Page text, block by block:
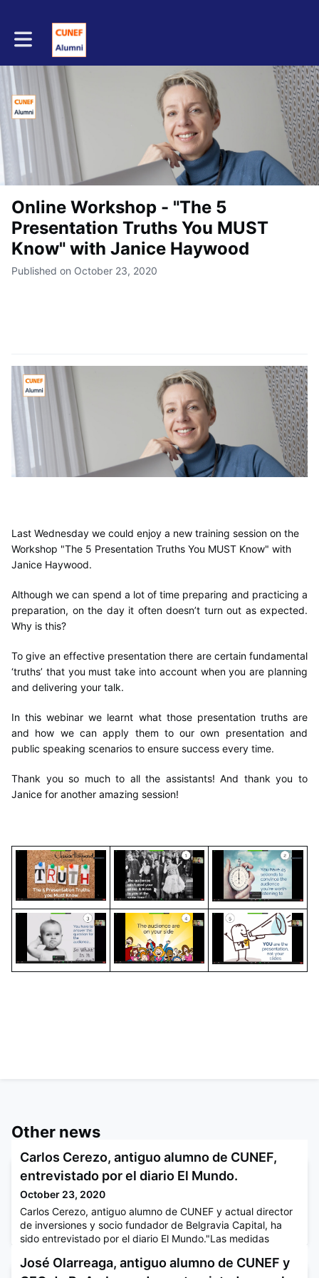
Toggle main navigation
Online Workshop - "The 5
Presentation Truths You MUST
Know" with Janice Haywood
Published on October 23, 2020
Last Wednesday we could enjoy a new training session on the
Workshop "The 5 Presentation Truths You MUST Know" with
Janice Haywood.
Although we can spend a lot of time preparing and practicing a
preparation, on the day it often doesn’t turn out as expected.
Why is this?
To give an effective presentation there are certain fundamental
‘truths’ that you must take into account when you are planning
and delivering your talk.
In this webinar we learnt what those presentation truths are
and how we can apply them to our own presentation and
public speaking scenarios to ensure success every time.
Thank you so much to all the assistants! And thank you to
Janice for another amazing session!
Other news
Carlos Cerezo, antiguo alumno de CUNEF,
entrevistado por el diario El Mundo.
October 23, 2020
Carlos Cerezo, antiguo alumno de CUNEF y actual director
de inversiones y socio fundador de Belgravia Capital, ha
sido entrevistado por el diario El Mundo."Las medidas
hambre para mañana", afirma el licenciado en CUNEF.
José Olarreaga, antiguo alumno de CUNEF y